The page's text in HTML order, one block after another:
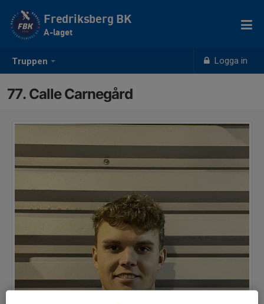
Truppen Logga in
Fredriksberg BK
A-laget
77. Calle Carnegård